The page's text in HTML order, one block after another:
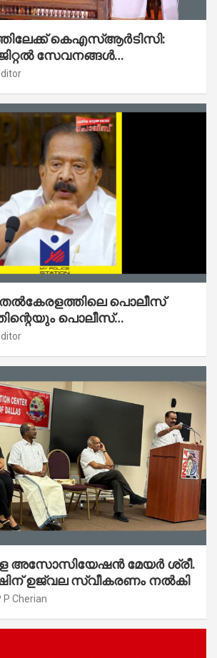
കെഎസ്ആർടിസി:
സേവനങ്ങൾ
– മന്ത്രി സി പി
പൊലീസ്
പൊലീസ്
മുഖഛായ മാറുകയാണ് :
അസോസിയേഷൻ മേയർ ശ്രീ.
വി. വി. രാജേഷിന് ഉജ്വല സ്വീകരണം നൽകി
P Cherian